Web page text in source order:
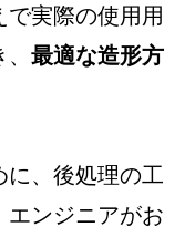
で実際の使用用
最適な造形方
に、後処理の工
エンジニアがお